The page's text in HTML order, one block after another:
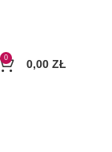
0 0,00 ZŁ